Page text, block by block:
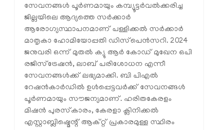
സേവനങ്ങള്‍ പൂര്‍ണമായും കമ്പ്യൂട്ടര്‍വല്‍ക്കരിച്ച
ജില്ലയിലെ ആദ്യത്തെ സര്‍ക്കാര്‍
ആരോഗ്യസ്ഥാപനമാണ് പള്ളിക്കല്‍ സര്‍ക്കാര്‍
മാതൃകാ ഹോമിയോപ്പതി ഡിസ്‌പെന്‍സറി. 2024
ജനുവരി ഒന്ന് മുതല്‍ ക്യു ആര്‍ കോഡ് മുഖേന ഒപി
രജിസ്ട്രേഷന്‍, ലാബ് പരിശോധന എന്നീ
സേവനങ്ങള്‍ക്ക് ലഭ്യമാക്കി. ബി പിഎല്‍
റേഷന്‍കാര്‍ഡില്‍ ഉള്‍പ്പെട്ടവര്‍ക്ക് സേവനങ്ങള്‍
പൂര്‍ണമായും സൗജന്യമാണ്. ഹരിതകേരളം
മിഷന്‍ പുരസ്‌കാരം, കേരളാ ക്ലിനിക്കല്‍
എസ്റ്റാബ്ലിഷ്മെന്റ് ആക്റ്റ് പ്രകാരമുള്ള സ്ഥിരം